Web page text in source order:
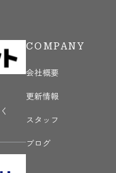
COMPANY
会社概要
更新情報
スタッフ
ブログ